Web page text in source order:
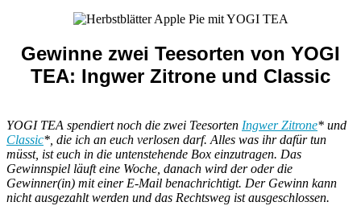
Gewinne zwei Teesorten von YOGI
TEA: Ingwer Zitrone und Classic
YOGI TEA spendiert noch die zwei Teesorten Ingwer Zitrone* und
Classic*, die ich an euch verlosen darf. Alles was ihr dafür tun
müsst, ist euch in die untenstehende Box einzutragen. Das
Gewinnspiel läuft eine Woche, danach wird der oder die
Gewinner(in) mit einer E-Mail benachrichtigt. Der Gewinn kann
nicht ausgezahlt werden und das Rechtsweg ist ausgeschlossen.